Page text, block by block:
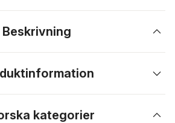
Beskrivning
kategorier